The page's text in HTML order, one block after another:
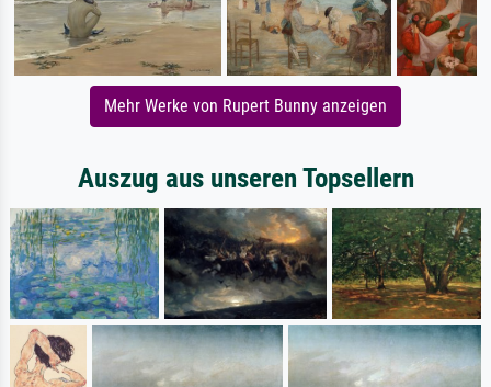
Mehr Werke von Rupert Bunny anzeigen
Auszug aus unseren Topsellern